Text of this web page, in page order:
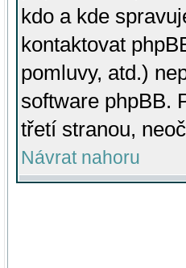
kdo a kde
kontaktovat
pomluvy, atd.)
software phpBB.
třetí stranou,
Návrat nahoru